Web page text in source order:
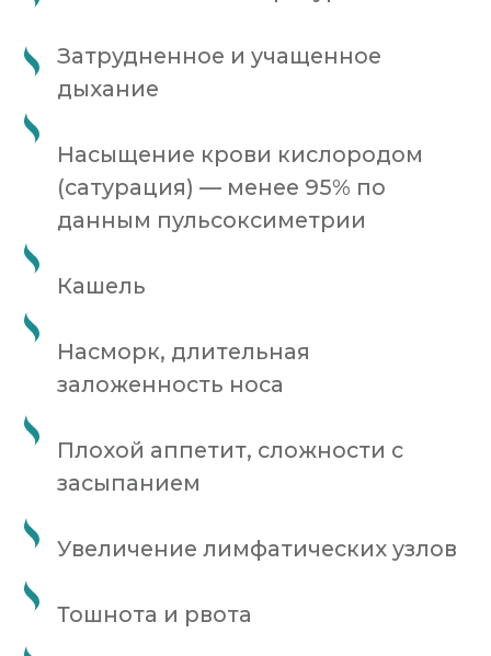
Увеличение лимфатических узлов
Головные, суставные боли
Преимущества
«Немецкой семейной
клиники»
Вызвать врача на дом можно как в
будний, так и выходной день.
врач установит причину недомогания и
рекомендует правильное лечение.
Скидка 50%
Если врач необходим
то стоимость осмотра для родственника
(каждый следующий пациент) будет со